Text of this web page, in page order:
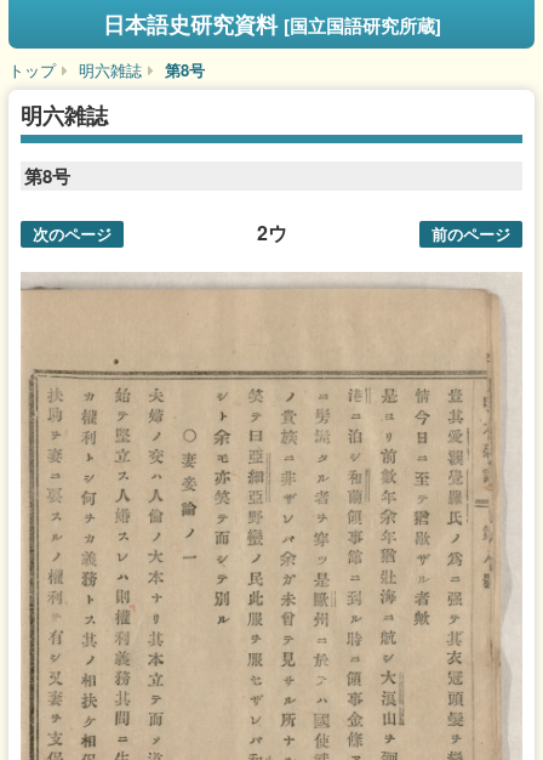
日本語史研究資料 [国立国語研究所蔵]
トップ 明六雑誌 第8号
明六雑誌
第8号
2ウ
次のページ 前のページ